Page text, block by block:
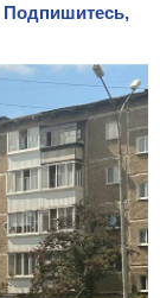
Подпишитесь,